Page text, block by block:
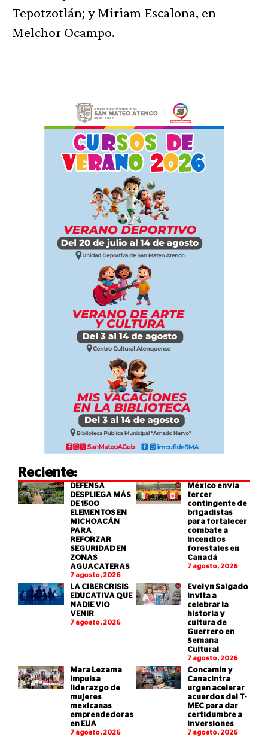
Tepotzotlán; y Miriam Escalona, en
Melchor Ocampo.
Reciente:
DEFENSA
DESPLIEGA MÁS
DE 1500
ELEMENTOS EN
MICHOACÁN
PARA
REFORZAR
SEGURIDAD EN
ZONAS
AGUACATERAS
7 agosto, 2026
México envía
tercer
contingente de
brigadistas
para fortalecer
combate a
incendios
forestales en
Canadá
7 agosto, 2026
LA CIBERCRISIS
EDUCATIVA QUE
NADIE VIO
VENIR
7 agosto, 2026
Evelyn Salgado
invita a
celebrar la
historia y
cultura de
Guerrero en
Semana
Cultural
7 agosto, 2026
Mara Lezama
impulsa
liderazgo de
mujeres
mexicanas
emprendedoras
en EUA
7 agosto, 2026
Concamin y
Canacintra
urgen acelerar
acuerdos del T-
MEC para dar
certidumbre a
inversiones
7 agosto, 2026